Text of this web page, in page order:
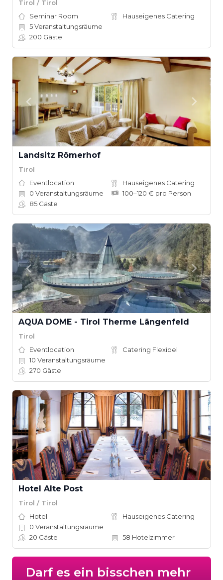
Tirol / Tirol
Seminar Room
Hauseigenes Catering
5Veranstaltungsräume
200 Gäste
Landsitz Römerhof
Tirol
Eventlocation
Hauseigenes Catering
0 Veranstaltungsräume
100–120 € pro Person
85 Gäste
AQUA DOME - Tirol Therme Längenfeld
Tirol
Eventlocation
Catering Flexibel
10 Veranstaltungsräume
270 Gäste
Hotel Alte Post
Tirol / Tirol
Hotel
Hauseigenes Catering
0 Veranstaltungsräume
20 Gäste 58 Hotelzimmer
Darf es ein bisschen mehr